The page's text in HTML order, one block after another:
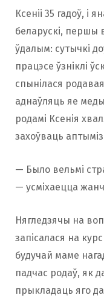
Ксеніі 35 гадоў, і
беларускі, першы
ўдалым: сутычкі
працэсе ўзніклі
спынілася
аднаўляць яе
родамі Ксенія
захоўваць
— Было вельмі
— усміхаецца
Нягледзячы на
запісалася на
будучай маме
падчас родаў, як
прыкладаць яго